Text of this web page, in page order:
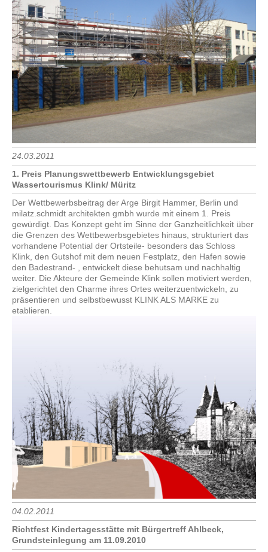
24.03.2011
1. Preis Planungswettbewerb Entwicklungsgebiet
Wassertourismus Klink/ Müritz
Der Wettbewerbsbeitrag der Arge Birgit Hammer, Berlin und
milatz.schmidt architekten gmbh wurde mit einem 1. Preis
gewürdigt. Das Konzept geht im Sinne der Ganzheitlichkeit über
die Grenzen des Wettbewerbsgebietes hinaus, strukturiert das
vorhandene Potential der Ortsteile- besonders das Schloss
Klink, den Gutshof mit dem neuen Festplatz, den Hafen sowie
den Badestrand- , entwickelt diese behutsam und nachhaltig
weiter. Die Akteure der Gemeinde Klink sollen motiviert werden,
zielgerichtet den Charme ihres Ortes weiterzuentwickeln, zu
präsentieren und selbstbewusst KLINK ALS MARKE zu
etablieren.
04.02.2011
Richtfest Kindertagesstätte mit Bürgertreff Ahlbeck,
Grundsteinlegung am 11.09.2010